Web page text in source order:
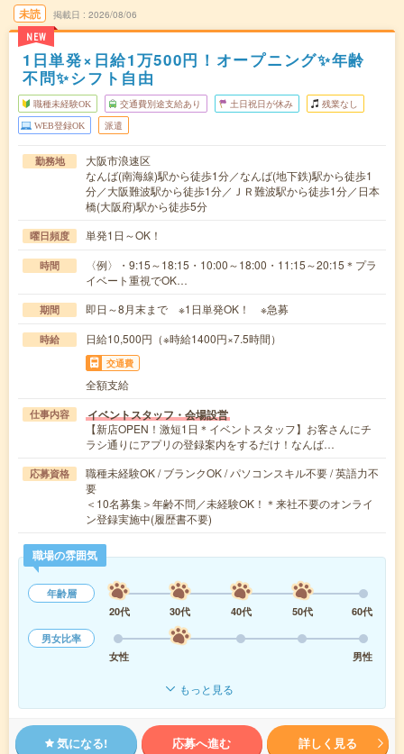
未読
NEW
掲載日 2026/08/06
1日単発×日給1万500円！オープニング✨年齢
不問✨シフト自由
職種未経験OK 交通費別途支給あり 土日祝日が休み 残業なし
WEB登録OK 派遣
勤務地
大阪市浪速区
なんば(南海線)駅から徒歩1分／なんば(地下鉄)駅から徒歩1
分／大阪難波駅から徒歩1分／ＪＲ難波駅から徒歩1分／日本
橋(大阪府)駅から徒歩5分
曜日頻度 単発1日～OK！
時間
〈例〉・9:15～18:15・10:00～18:00・11:15～20:15＊プラ
イベート重視でOK…
期間 即日～8月末まで ※1日単発OK！ ※急募
時給 日給10,500円（※時給1400円×7.5時間）
交通費
全額支給
仕事内容 イベントスタッフ・会場設営
【新店OPEN！激短1日＊イベントスタッフ】お客さんにチ
ラシ通りにアプリの登録案内をするだけ！なんば…
応募資格
職種未経験OK / ブランクOK / パソコンスキル不要 / 英語力不
要
＜10名募集＞年齢不問／未経験OK！＊来社不要のオンライ
ン登録実施中(履歴書不要)
職場の雰囲気
年齢層
20代
30代 40代 50代
60代
男女比率
女性
男性
もっと見る
気になる! 応募へ進む 詳しく見る